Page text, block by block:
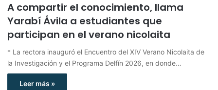
A compartir el conocimiento, llama
Yarabí Ávila a estudiantes que
participan en el verano nicolaita
* La rectora inauguró el Encuentro del XIV Verano Nicolaita de
la Investigación y el Programa Delfín 2026, en donde…
Leer más »